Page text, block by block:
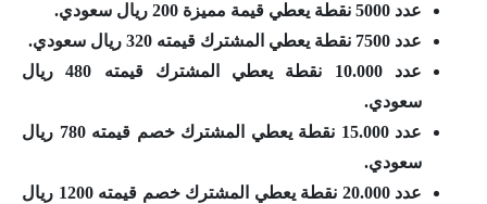
عدد 5000 نقطة يعطي قيمة مميزة 200 ريال سعودي.
عدد 7500 نقطة يعطي المشترك قيمته 320 ريال سعودي.
عدد 10.000 نقطة يعطي المشترك قيمته 480 ريال
سعودي.
عدد 15.000 نقطة يعطي المشترك خصم قيمته 780 ريال
سعودي.
عدد 20.000 نقطة يعطي المشترك خصم قيمته 1200 ريال